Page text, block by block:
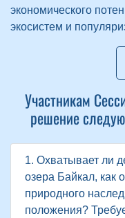
экономического
экосистем и
Участникам
решение
1. Охватывает ли
озера Байкал, как
природного
положения?